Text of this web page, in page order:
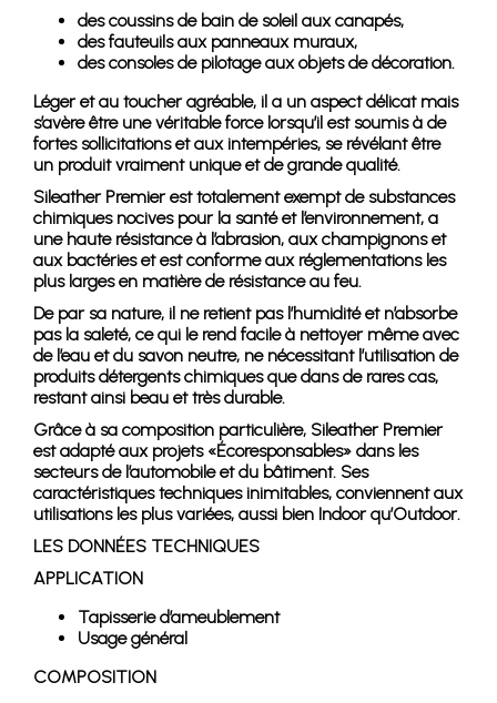
des coussins de bain de soleil aux canapés,
des fauteuils aux panneaux muraux,
des consoles de pilotage aux objets de décoration.
Léger et au toucher agréable, il a un aspect délicat mais
s’avère être une véritable force lorsqu’il est soumis à de
fortes sollicitations et aux intempéries, se révélant être
un produit vraiment unique et de grande qualité.
Sileather Premier est totalement exempt de substances
chimiques nocives pour la santé et l’environnement, a
une haute résistance à l’abrasion, aux champignons et
aux bactéries et est conforme aux réglementations les
plus larges en matière de résistance au feu.
De par sa nature, il ne retient pas l’humidité et n’absorbe
pas la saleté, ce qui le rend facile à nettoyer même avec
de l’eau et du savon neutre, ne nécessitant l’utilisation de
produits détergents chimiques que dans de rares cas,
restant ainsi beau et très durable.
Grâce à sa composition particulière, Sileather Premier
est adapté aux projets «Écoresponsables» dans les
secteurs de l’automobile et du bâtiment. Ses
caractéristiques techniques inimitables, conviennent aux
utilisations les plus variées, aussi bien Indoor qu’Outdoor.
LES DONNÉES TECHNIQUES
APPLICATION
Tapisserie d’ameublement
Usage général
COMPOSITION